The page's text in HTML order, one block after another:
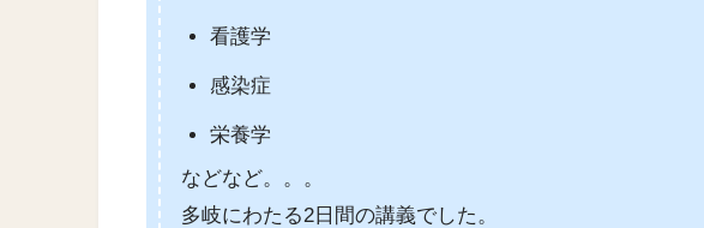
看護学
感染症
栄養学
などなど。。。
多岐にわたる2日間の講義でした。